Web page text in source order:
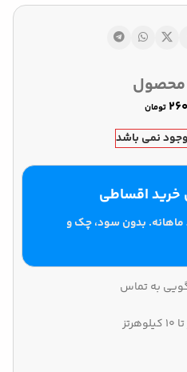
تومان
نمی باشد
خرید اقساطی
ماهانه. بدون سود، چک و
به تماس